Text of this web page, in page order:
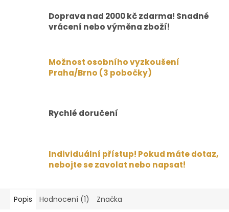
Doprava nad 2000 kč zdarma! Snadné
vrácení nebo výměna zboží!
Možnost osobního vyzkoušení
Praha/Brno (3 pobočky)
Rychlé doručení
Individuální přístup! Pokud máte dotaz,
nebojte se zavolat nebo napsat!
Popis Hodnocení (1) Značka